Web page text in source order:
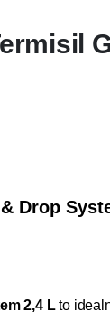
Drop
2,4 Lto